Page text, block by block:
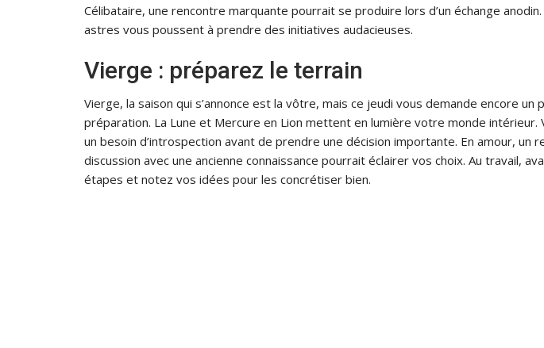
Célibataire, une rencontre marquante pourrait se produire lors d’un échange
astres vous poussent à prendre des initiatives audacieuses.
Vierge : préparez le terrain
Vierge, la saison qui s’annonce est la vôtre, mais ce jeudi vous demande encore un
préparation. La Lune et Mercure en Lion mettent en lumière votre monde
un besoin d’introspection avant de prendre une décision importante. En amour, un
discussion avec une ancienne connaissance pourrait éclairer vos choix. Au travail,
étapes et notez vos idées pour les concrétiser bien.